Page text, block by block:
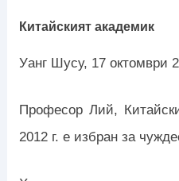
Китайският академик
Уанг Шусу, 17 октомври
Професор Лий,
2012 г. е избран за